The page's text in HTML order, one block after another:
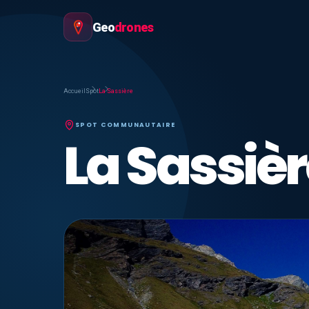
Geodrones
Accueil SpotLa Sassière
SPOT COMMUNAUTAIRE
La